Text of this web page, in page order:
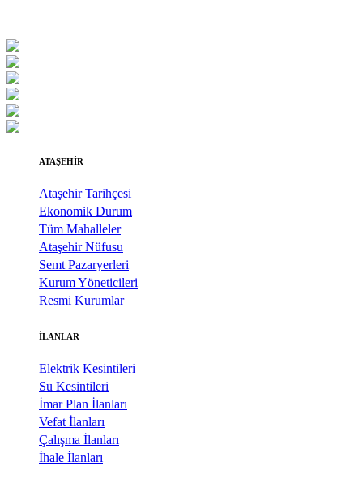
ATAŞEHİR
Ataşehir Tarihçesi
Ekonomik Durum
Tüm Mahalleler
Ataşehir Nüfusu
Semt Pazaryerleri
Kurum Yöneticileri
Resmi Kurumlar
İLANLAR
Elektrik Kesintileri
Su Kesintileri
İmar Plan İlanları
Vefat İlanları
Çalışma İlanları
İhale İlanları